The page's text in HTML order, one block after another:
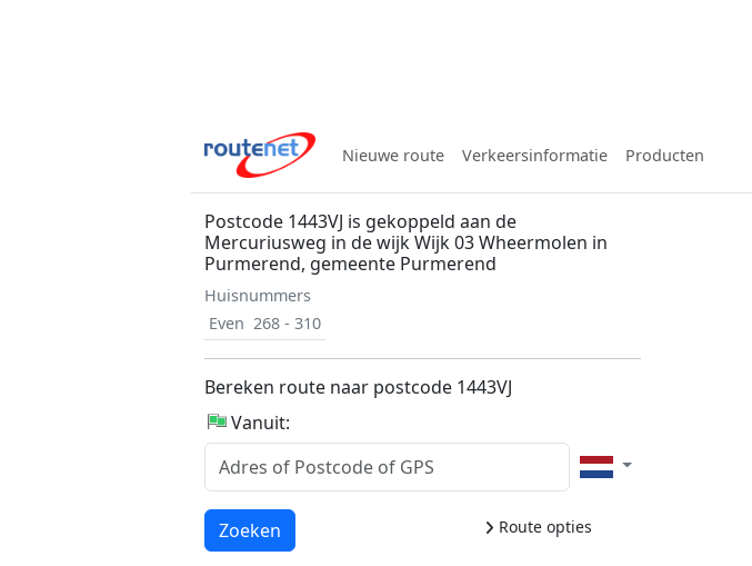
Nieuwe route Verkeersinformatie Producten
Postcode 1443VJ is gekoppeld aan de
Mercuriusweg in de wijk Wijk 03 Wheermolen in
Purmerend, gemeente Purmerend
Huisnummers
Even 268 - 310
Bereken route naar postcode 1443VJ
Vanuit:
Route opties
Laden...
Zoeken